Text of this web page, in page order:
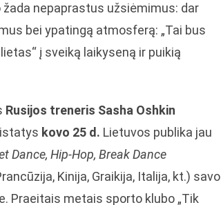
nepaprastus užsiėmimus: dar
bei ypatingą atmosferą: „Tai bus
į sveiką laikyseną ir puikią
Rusijos treneris Sasha Oshkin
kovo 25 d. Lietuvos publika jau
Dance, Hip-Hop, Break Dance
Kinija, Graikija, Italija, kt.) savo
Praeitais metais sporto klubo „Tik